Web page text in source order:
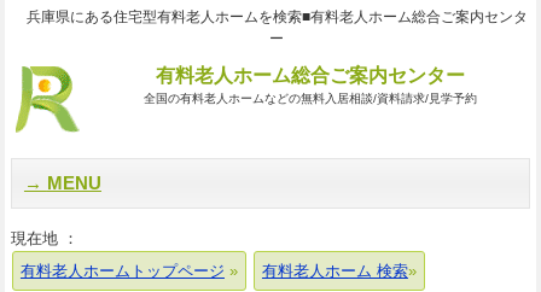
兵庫県にある住宅型有料老人ホームを検索■有料老人ホーム総合ご案内センタ
ー
有料老人ホーム総合ご案内センター
全国の有料老人ホームなどの無料入居相談/資料請求/見学予約
MENU
現在地 ：
有料老人ホームトップページ
有料老人ホーム 検索